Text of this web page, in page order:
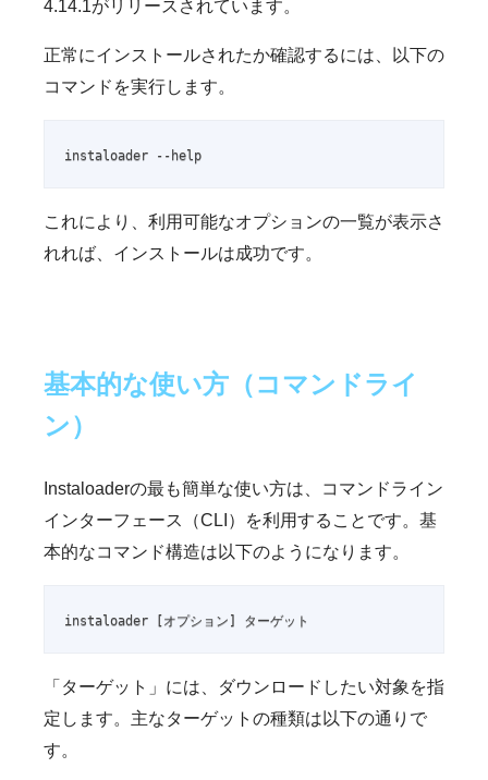
4.14.1がリリースされています。
正常にインストールされたか確認するには、以下の
コマンドを実行します。
instaloader --help
これにより、利用可能なオプションの一覧が表示さ
れれば、インストールは成功です。
基本的な使い方（コマンドライ
ン）
Instaloaderの最も簡単な使い方は、コマンドライン
インターフェース（CLI）を利用することです。基
本的なコマンド構造は以下のようになります。
instaloader [オプション] ターゲット
「ターゲット」には、ダウンロードしたい対象を指
定します。主なターゲットの種類は以下の通りで
す。